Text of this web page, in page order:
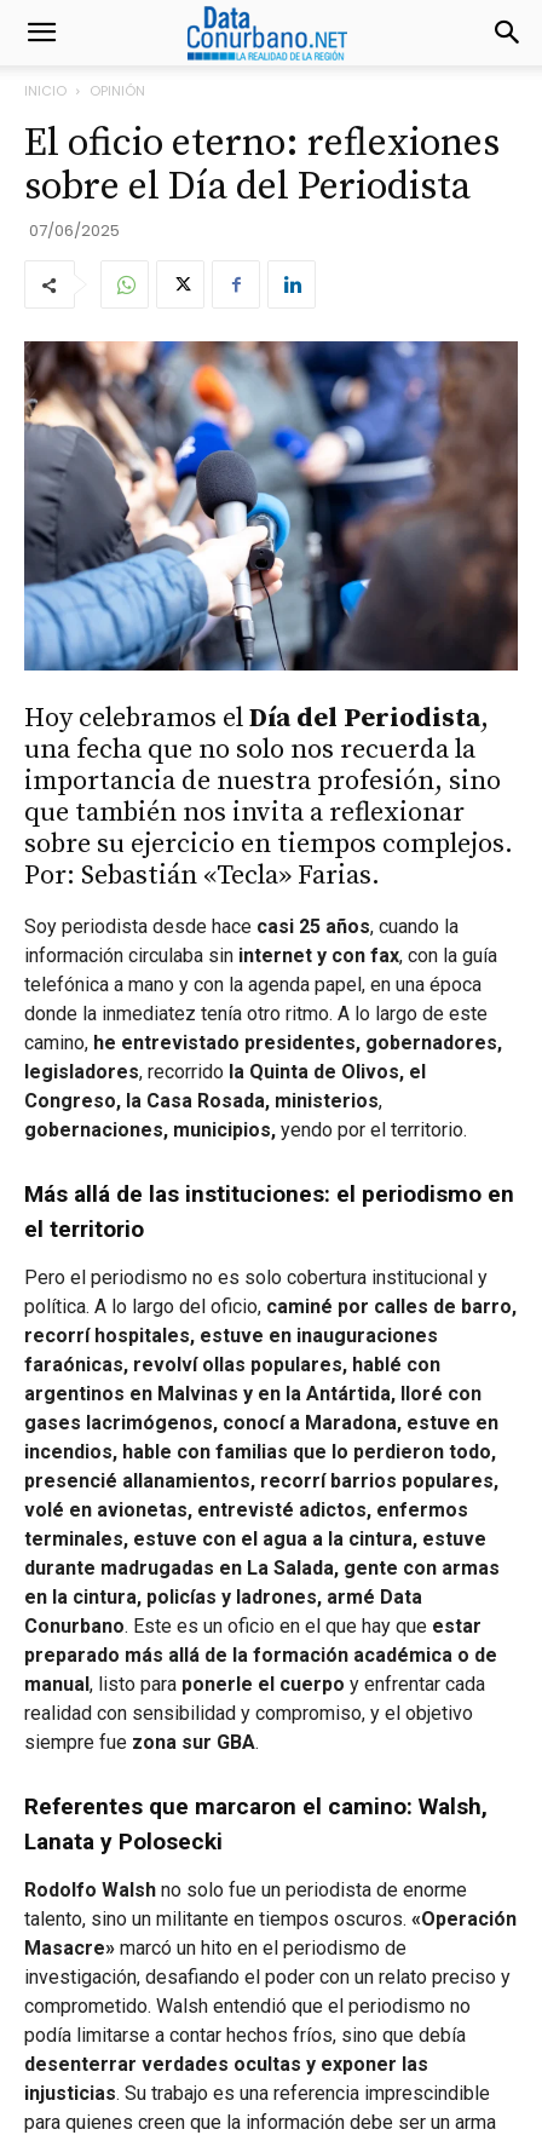
INICIO OPINIÓN
El oficio eterno: reflexiones
sobre el Día del Periodista
07/06/2025
Hoy celebramos elDía del Periodista,
una fecha que no solo nos recuerda la
importancia de nuestra profesión, sino
que también nos invita a reflexionar
sobre su ejercicio en tiempos complejos.
Por: Sebastián «Tecla» Farias.
Soy periodista desde hace casi 25 años, cuando la
información circulaba sin internet y con fax, con la guía
telefónica a mano y con la agenda papel, en una época
donde la inmediatez tenía otro ritmo. A lo largo de este
camino, he entrevistado presidentes, gobernadores,
legisladores, recorrido la Quinta de Olivos, el
Congreso, la Casa Rosada, ministerios,
gobernaciones, municipios, yendo por el territorio.
Más allá de las instituciones: el periodismo en
el territorio
Pero el periodismo no es solo cobertura institucional y
política. A lo largo del oficio, caminé por calles de barro,
recorrí hospitales, estuve en inauguraciones
faraónicas, revolví ollas populares, hablé con
argentinos en Malvinas y en la Antártida, lloré con
gases lacrimógenos, conocí a Maradona, estuve en
incendios, hable con familias que lo perdieron todo,
presencié allanamientos, recorrí barrios populares,
volé en avionetas, entrevisté adictos, enfermos
terminales, estuve con el agua a la cintura, estuve
durante madrugadas en La Salada, gente con armas
en la cintura, policías y ladrones, armé Data
Conurbano. Este es un oficio en el que hay que estar
preparado más allá de la formación académica o de
manual, listo para ponerle el cuerpo y enfrentar cada
realidad con sensibilidad y compromiso, y el objetivo
siempre fue zona sur GBA.
Referentes que marcaron el camino: Walsh,
Lanata y Polosecki
Rodolfo Walsh no solo fue un periodista de enorme
talento, sino un militante en tiempos oscuros. «Operación
Masacre» marcó un hito en el periodismo de
investigación, desafiando el poder con un relato preciso y
comprometido. Walsh entendió que el periodismo no
podía limitarse a contar hechos fríos, sino que debía
desenterrar verdades ocultas y exponer las
injusticias. Su trabajo es una referencia imprescindible
para quienes creen que la información debe ser un arma